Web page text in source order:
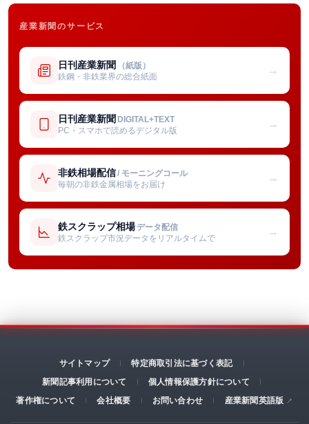
産業新聞のサービス
日刊産業新聞 （紙版）
鉄鋼・非鉄業界の総合紙面
→
日刊産業新聞 DIGITAL+TEXT
PC・スマホで読めるデジタル版
→
非鉄相場配信/ モーニングコール
毎朝の非鉄金属相場をお届け
→
鉄スクラップ相場 データ配信
鉄スクラップ市況データをリアルタイムで
→
サイトマップ
特定商取引法に基づく表記
新聞記事利用について
個人情報保護方針について
著作権について
会社概要 お問い合わせ 産業新聞英語版